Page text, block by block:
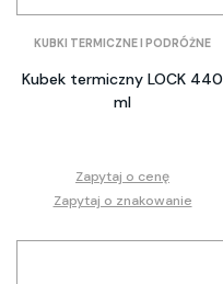
KUBKI TERMICZNE I PODRÓŻNE
Kubek termiczny LOCK 440
ml
Zapytaj o cenę
Zapytaj o znakowanie